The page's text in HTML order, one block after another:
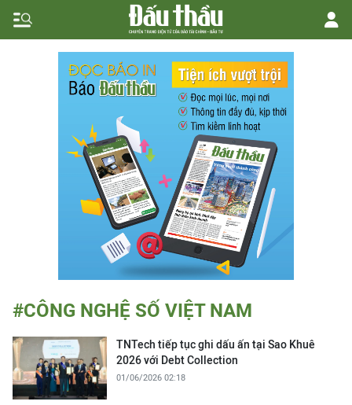
#CÔNG NGHỆ SỐ VIỆT NAM
TNTech tiếp tục ghi dấu ấn tại Sao Khuê
2026 với Debt Collection
01/06/2026 02:18